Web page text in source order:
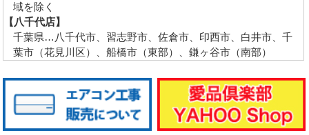
域を除く
【八千代店】
千葉県…八千代市、習志野市、佐倉市、印西市、白井市、千
葉市（花見川区）、船橋市（東部）、鎌ヶ谷市（南部）